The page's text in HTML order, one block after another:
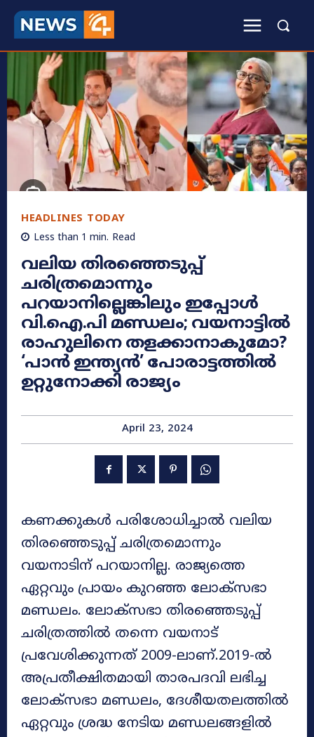
HEADLINES TODAY
Less than 1 min. Read
വലിയ തിരഞ്ഞെടുപ്പ്
ചരിത്രമൊന്നും
പറയാനില്ലെങ്കിലും ഇപ്പോൾ
വി.ഐ.പി മണ്ഡലം; വയനാട്ടിൽ
രാഹുലിനെ തളക്കാനാകുമോ?
‘പാൻ ഇന്ത്യൻ’‍ പോരാട്ടത്തിൽ
ഉറ്റുനോക്കി രാജ്യം
April 23, 2024
കണക്കുകൾ പരിശോധിച്ചാൽ വലിയ
തിരഞ്ഞെടുപ്പ് ചരിത്രമൊന്നും
വയനാടിന് പറയാനില്ല. രാജ്യത്തെ
ഏറ്റവും പ്രായം കുറഞ്ഞ ലോക്‌സഭാ
മണ്ഡലം. ലോക്‌സഭാ തിരഞ്ഞെടുപ്പ്
ചരിത്രത്തിൽ തന്നെ വയനാട്
പ്രവേശിക്കുന്നത് 2009-ലാണ്.2019-ൽ
അപ്രതീക്ഷിതമായി താരപദവി ലഭിച്ച
ലോക്സഭാ മണ്ഡലം, ദേശീയതലത്തിൽ
ഏറ്റവും ശ്രദ്ധ നേടിയ മണ്ഡലങ്ങളിൽ